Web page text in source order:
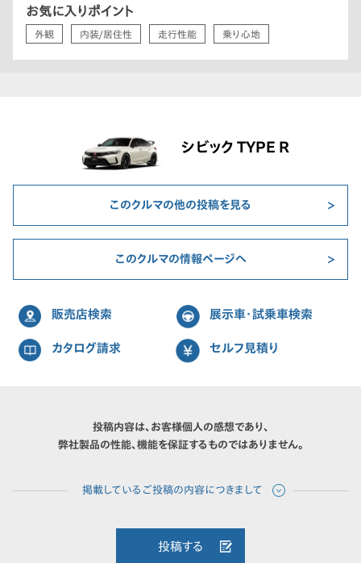
お気に入りポイント
外観 内装/居住性 走行性能 乗り心地
シビック TYPE R
このクルマの他の投稿を見る
このクルマの情報ページへ
販売店検索 展示車・試乗車検索
カタログ請求 セルフ見積り
投稿内容は、お客様個人の感想であり、
弊社製品の性能、機能を保証するものではありません。
投稿する